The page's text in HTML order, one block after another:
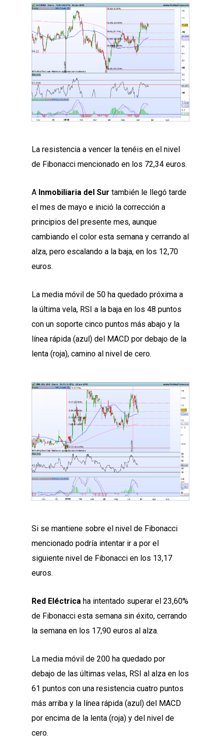
La resistencia a vencer la tenéis en el nivel
de Fibonacci mencionado en los 72,34 euros.
A Inmobiliaria del Sur también le llegó tarde
el mes de mayo e inició la corrección a
principios del presente mes, aunque
cambiando el color esta semana y cerrando al
alza, pero escalando a la baja, en los 12,70
euros.
La media móvil de 50 ha quedado próxima a
la última vela, RSI a la baja en los 48 puntos
con un soporte cinco puntos más abajo y la
línea rápida (azul) del MACD por debajo de la
lenta (roja), camino al nivel de cero.
Si se mantiene sobre el nivel de Fibonacci
mencionado podría intentar ir a por el
siguiente nivel de Fibonacci en los 13,17
euros.
Red Eléctrica ha intentado superar el 23,60%
de Fibonacci esta semana sin éxito, cerrando
la semana en los 17,90 euros al alza.
La media móvil de 200 ha quedado por
debajo de las últimas velas, RSI al alza en los
61 puntos con una resistencia cuatro puntos
más arriba y la línea rápida (azul) del MACD
por encima de la lenta (roja) y del nivel de
cero.